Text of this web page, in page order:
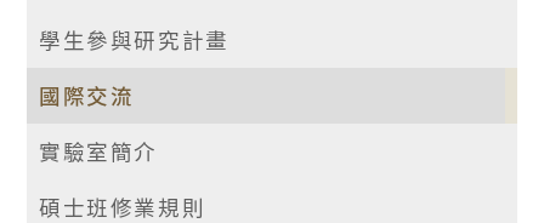
學生參與研究計畫
國際交流
實驗室簡介
碩士班修業規則